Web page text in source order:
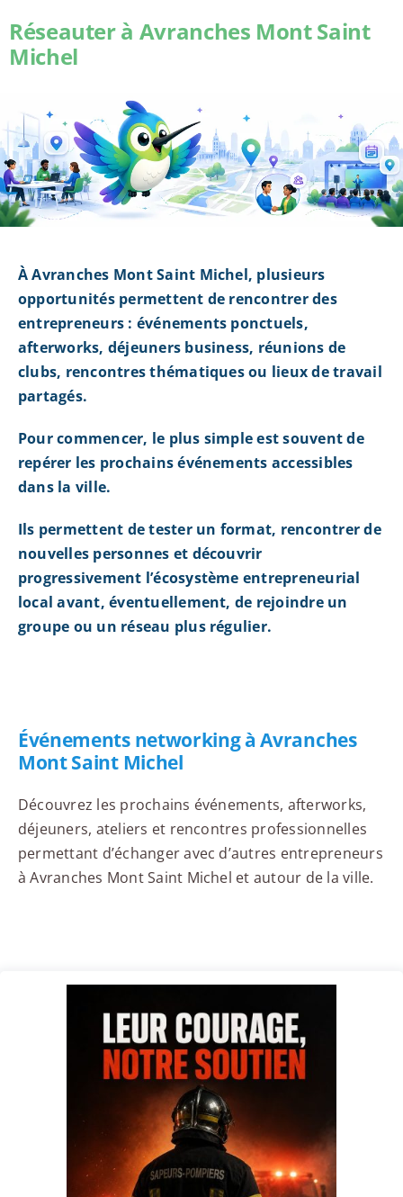
Réseauter à Avranches Mont Saint
Michel
À Avranches Mont Saint Michel, plusieurs
opportunités permettent de rencontrer des
entrepreneurs : événements ponctuels,
afterworks, déjeuners business, réunions de
clubs, rencontres thématiques ou lieux de travail
partagés.
Pour commencer, le plus simple est souvent de
repérer les prochains événements accessibles
dans la ville.
Ils permettent de tester un format, rencontrer de
nouvelles personnes et découvrir
progressivement l’écosystème entrepreneurial
local avant, éventuellement, de rejoindre un
groupe ou un réseau plus régulier.
Événements networking à Avranches
Mont Saint Michel
Découvrez les prochains événements, afterworks,
déjeuners, ateliers et rencontres professionnelles
permettant d’échanger avec d’autres entrepreneurs
à Avranches Mont Saint Michel et autour de la ville.